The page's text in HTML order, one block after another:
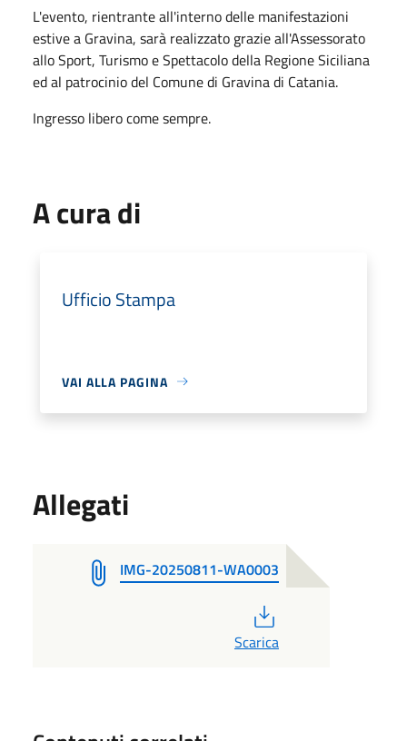
L'evento, rientrante all'interno delle manifestazioni
estive a Gravina, sarà realizzato grazie all'Assessorato
allo Sport, Turismo e Spettacolo della Regione Siciliana
ed al patrocinio del Comune di Gravina di Catania.
Ingresso libero come sempre.
A cura di
Ufficio Stampa
VAI ALLA PAGINA
Allegati
IMG-20250811-WA0003
Scarica